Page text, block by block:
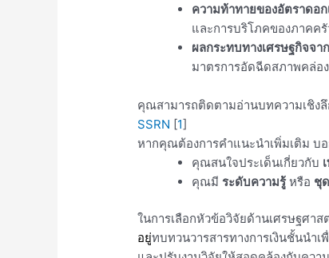
ความท้าทายของอัตราดอก
และการบริโภคของภาคครั
ผลกระทบทางเศรษฐกิจจ
มาตรการอัดฉีดสภาพคล่อ
คุณสามารถติดตามอ่านบทความเชิงลึ
SSRN [1]
หากคุณต้องการคำแนะนำเพิ่มเติม บ
คุณสนใจประเด็นเกี่ยวกับ
คุณมี ระดับความรู้หรือ ชุ
ในการเลือกหัวข้อวิจัยด้านเศรษฐศาส
อยู่ทบทวนวารสารทางการเงินชั้นนำเ